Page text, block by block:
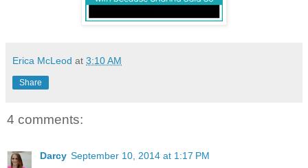
Erica McLeod at 3:10 AM
Share
4 comments:
Darcy September 10, 2014 at 1:17 PM